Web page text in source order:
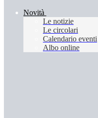
Novità
Le notizie
Le circolari
Calendario eventi
Albo online